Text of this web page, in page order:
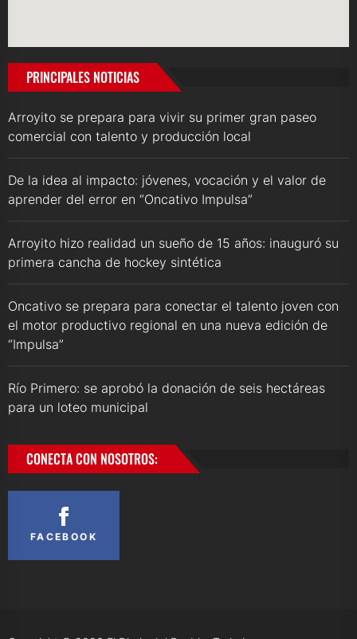
PRINCIPALES NOTICIAS
Arroyito se prepara para vivir su primer gran paseo
comercial con talento y producción local
De la idea al impacto: jóvenes, vocación y el valor de
aprender del error en “Oncativo Impulsa”
Arroyito hizo realidad un sueño de 15 años: inauguró su
primera cancha de hockey sintética
Oncativo se prepara para conectar el talento joven con
el motor productivo regional en una nueva edición de
“Impulsa”
Río Primero: se aprobó la donación de seis hectáreas
para un loteo municipal
CONECTA CON NOSOTROS:
FACEBOOK